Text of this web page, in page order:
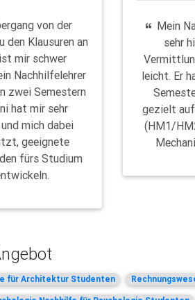
von der
den Klausuren an
mir schwer
Nachhilfelehrer
zwei Semestern
hat mir sehr
mich dabei
geeignete
fürs Studium
Mein
sehr
leicht. Er
gezielt
(HM1/
für Architektur Studenten